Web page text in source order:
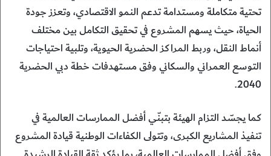
تحتية متكاملة ومستدامة تدعم النمو الاقتصادي، وتعزز جودة
الحياة، حيث يسهم المشروع في تحقيق التكامل بين مختلف
أنماط النقل، وربط المراكز الحضرية الحيوية، وتلبية احتياجات
التوسع العمراني والسكاني وفق مستهدفات خطة دبي الحضرية
2040.
كما يجسّد التزام الهيئة بتبنّي أفضل الممارسات العالمية في
تنفيذ المشاريع الكبرى، وتتولى الكفاءات الوطنية قيادة المشروع